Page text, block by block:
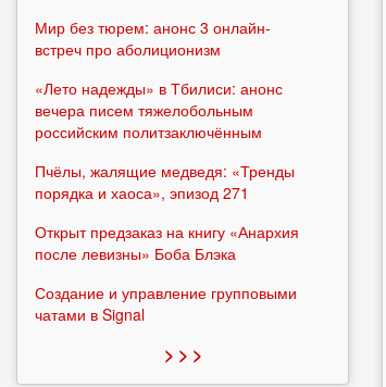
Мир без тюрем: анонс 3 онлайн-
встреч про аболиционизм
«Лето надежды» в Тбилиси: анонс
вечера писем тяжелобольным
российским политзаключённым
Пчёлы, жалящие медведя: «Тренды
порядка и хаоса», эпизод 271
Открыт предзаказ на книгу «Анархия
после левизны» Боба Блэка
Создание и управление групповыми
чатами в Signal
> > >